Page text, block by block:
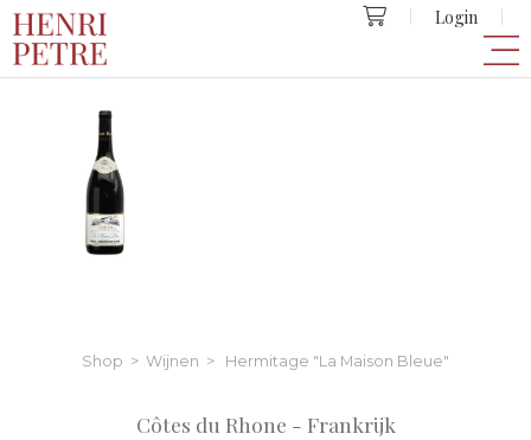
Login
Shop > Wijnen > Hermitage "La Maison Bleue"
Côtes du Rhone - Frankrijk